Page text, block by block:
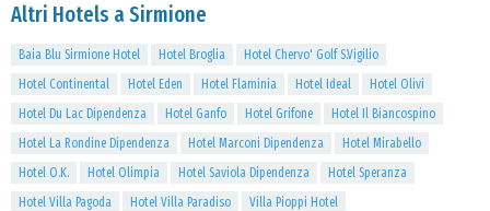
Altri Hotels a Sirmione
Baia Blu Sirmione Hotel Hotel Broglia
Hotel Chervo' Golf S.Vigilio
Hotel Continental
Hotel Eden Hotel Flaminia Hotel Ideal
Hotel Olivi
Hotel Du Lac Dipendenza
Hotel Ganfo Hotel Grifone
Hotel Il Biancospino
Hotel La Rondine Dipendenza
Hotel Marconi Dipendenza
Hotel Mirabello
Hotel O.K.
Hotel Olimpia Hotel Saviola Dipendenza
Hotel Speranza
Hotel Villa Pagoda
Hotel Villa Paradiso Villa Pioppi Hotel